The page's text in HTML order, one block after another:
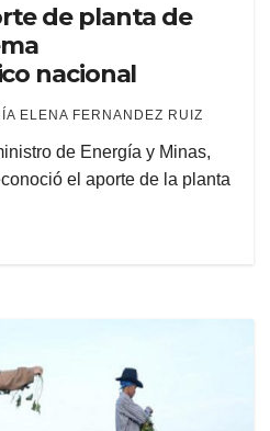
de planta de
nacional
ELENA FERNANDEZ RUIZ
de Energía y Minas,
el aporte de la planta